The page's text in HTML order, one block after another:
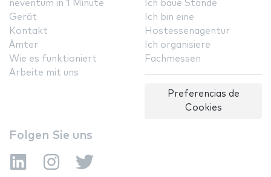
neventum in 1 Minute
Gerät
Kontakt
Ämter
Wie es funktioniert
Arbeite mit uns
Ich baue Stände
Ich bin eine
Hostessenagentur
Ich organisiere
Fachmessen
Preferencias de
Cookies
Folgen Sie uns